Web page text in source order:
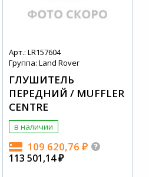
Арт.: LR157604
Группа: Land Rover
ГЛУШИТЕЛЬ
ПЕРЕДНИЙ / MUFFLER
CENTRE
в наличии
109 620,76 ₽
113 501,14₽